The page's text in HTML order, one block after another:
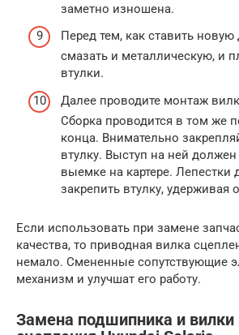
заметно изношена.
Перед тем, как ставить новую
смазать и металлическую, и
втулки.
Далее проводите монтаж
Сборка проводится в том же
конца. Внимательно
втулку. Выступ на ней должен
выемке на картере.
закрепить втулку, удерживая
Если использовать при замене
качества, то приводная вилка
немало. Смененные сопутствующие
механизм и улучшат его работу.
Замена подшипника и